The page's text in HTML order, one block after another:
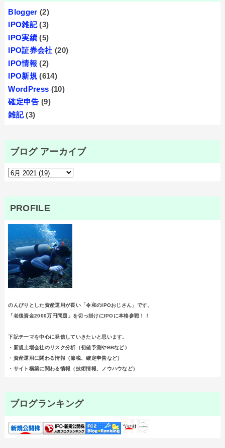
Blogger (2)
IPO雑記 (3)
IPO実績 (5)
IPO証券会社 (20)
IPO情報 (2)
IPO新規 (614)
WordPress (10)
確定申告 (9)
雑記 (3)
ブログ アーカイブ
PROFILE
のんびりとした資産運用が長い「令和のIPOおじさん」です。
「老後資金2000万円問題」を切っ掛けにIPOに本格参戦！！
下記テーマを中心に発信していきたいと思います。
・新規上場会社のリスク分析（初値予測やBBなど）
・資産運用に関わる情報（節税、確定申告など）
・サイト構築に関わる情報（技術情報、ノウハウなど）
ブログランキング